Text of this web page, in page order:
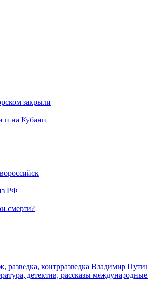
закрыли
и на Кубани
РФ
смерти?
разведка, контрразведка Владимир
детектив, рассказы